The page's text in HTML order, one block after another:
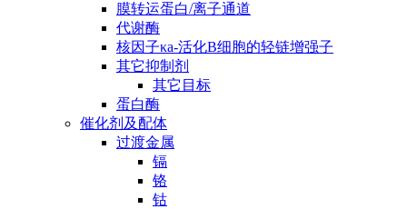
膜转运蛋白/离子通道
代谢酶
核因子κa-活化B细胞的轻链增强子
其它抑制剂
其它目标
蛋白酶
催化剂及配体
过渡金属
镉
铬
钴